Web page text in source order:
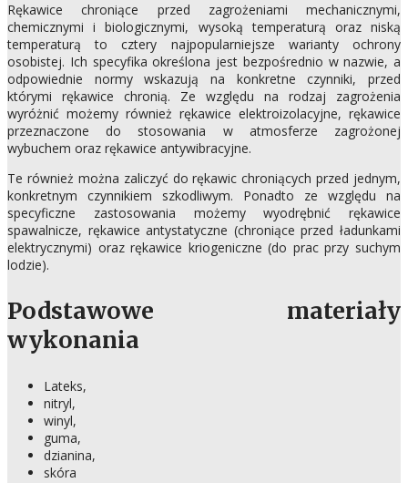
Rękawice chroniące przed zagrożeniami mechanicznymi,
chemicznymi i biologicznymi, wysoką temperaturą oraz niską
temperaturą to cztery najpopularniejsze warianty ochrony
osobistej. Ich specyfika określona jest bezpośrednio w nazwie, a
odpowiednie normy wskazują na konkretne czynniki, przed
którymi rękawice chronią. Ze względu na rodzaj zagrożenia
wyróżnić możemy również rękawice elektroizolacyjne, rękawice
przeznaczone do stosowania w atmosferze zagrożonej
wybuchem oraz rękawice antywibracyjne.
Te również można zaliczyć do rękawic chroniących przed jednym,
konkretnym czynnikiem szkodliwym. Ponadto ze względu na
specyficzne zastosowania możemy wyodrębnić rękawice
spawalnicze, rękawice antystatyczne (chroniące przed ładunkami
elektrycznymi) oraz rękawice kriogeniczne (do prac przy suchym
lodzie).
Podstawowe materiały
wykonania
Lateks,
nitryl,
winyl,
guma,
dzianina,
skóra